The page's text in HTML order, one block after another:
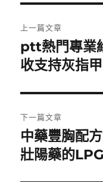
章
導
覽
上一篇文章
上
一
文
章:
ptt熱門專業
收支持灰指
下一篇文章
下
一
中藥豐胸配
壯陽藥的